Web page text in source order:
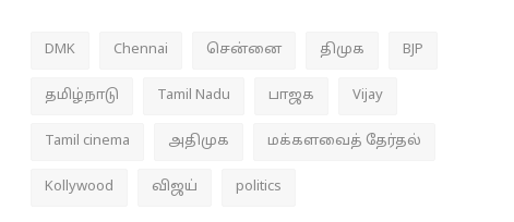
DMK Chennai சென்னை திமுக BJP
தமிழ்நாடு Tamil Nadu பாஜக Vijay
Tamil cinema அதிமுக மக்களவைத் தேர்தல்
Kollywood விஜய் politics